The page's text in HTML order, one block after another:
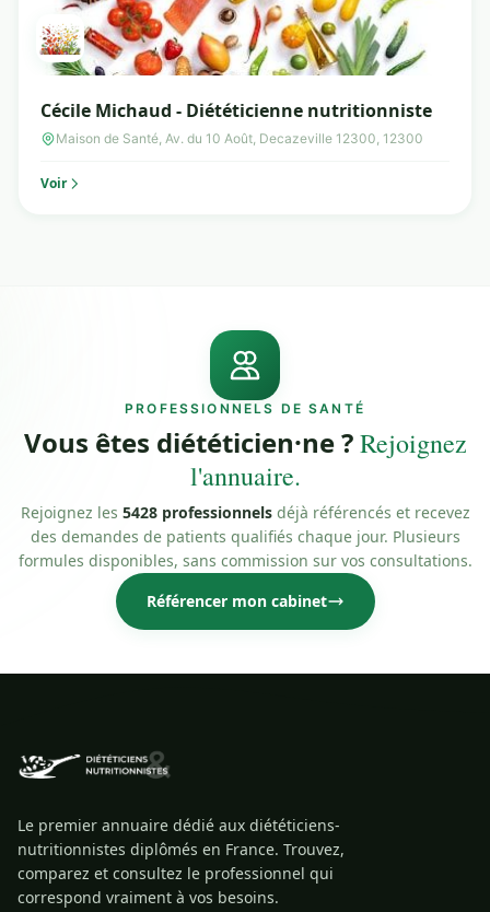
Cécile Michaud - Diététicienne nutritionniste
Maison de Santé, Av. du 10 Août, Decazeville 12300, 12300
Voir
PROFESSIONNELS DE SANTÉ
Vous êtes diététicien·ne ?Rejoignez
l'annuaire.
Rejoignez les 5428 professionnelsdéjà référencés et recevez
des demandes de patients qualifiés chaque jour. Plusieurs
formules disponibles, sans commission sur vos consultations.
Référencer mon cabinet
Le premier annuaire dédié aux diététiciens-
nutritionnistes diplômés en France. Trouvez,
comparez et consultez le professionnel qui
correspond vraiment à vos besoins.